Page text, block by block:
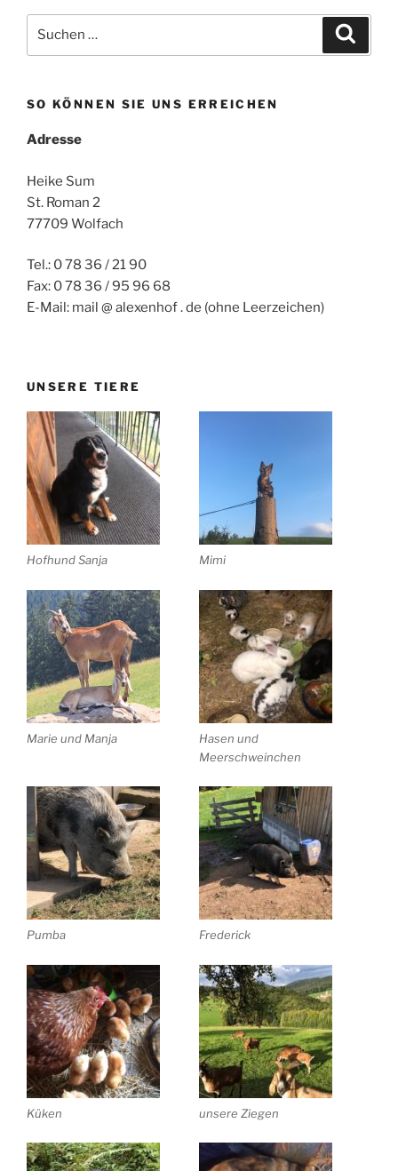
nach:
SO KÖNNEN SIE UNS ERREICHEN
Adresse
Heike Sum
St. Roman 2
77709 Wolfach
Tel.: 0 78 36 / 21 90
Fax: 0 78 36 / 95 96 68
E-Mail: mail @ alexenhof . de (ohne Leerzeichen)
UNSERE TIERE
Hofhund Sanja Mimi
Marie und Manja
Hasen und
Meerschweinchen
Pumba Frederick
Küken unsere Ziegen